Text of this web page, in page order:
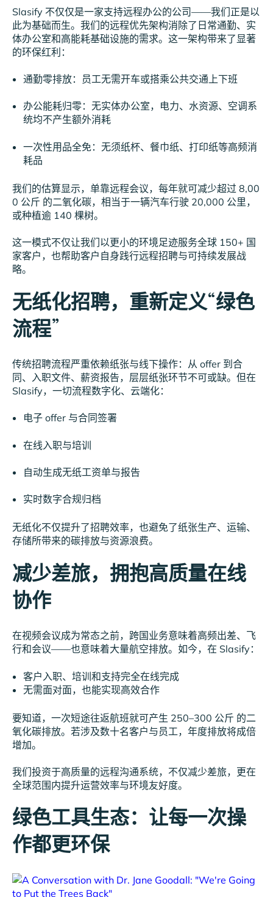
Slasify 不仅仅是一家支持远程办公的公司——我们正是以
此为基础而生。我们的远程优先架构消除了日常通勤、实
体办公室和高能耗基础设施的需求。这一架构带来了显著
的环保红利：
通勤零排放：员工无需开车或搭乘公共交通上下班
办公能耗归零：无实体办公室，电力、水资源、空调系
统均不产生额外消耗
一次性用品全免：无须纸杯、餐巾纸、打印纸等高频消
耗品
我们的估算显示，单靠远程会议，每年就可减少超过 8,00
0 公斤 的二氧化碳，相当于一辆汽车行驶 20,000 公里，
或种植逾 140 棵树。
这一模式不仅让我们以更小的环境足迹服务全球 150+ 国
家客户，也帮助客户自身践行远程招聘与可持续发展战
略。
无纸化招聘，重新定义“绿色
流程”
传统招聘流程严重依赖纸张与线下操作：从 offer 到合
同、入职文件、薪资报告，层层纸张环节不可或缺。但在
Slasify，一切流程数字化、云端化：
电子 offer 与合同签署
在线入职与培训
自动生成无纸工资单与报告
实时数字合规归档
无纸化不仅提升了招聘效率，也避免了纸张生产、运输、
存储所带来的碳排放与资源浪费。
减少差旅，拥抱高质量在线
协作
在视频会议成为常态之前，跨国业务意味着高频出差、飞
行和会议——也意味着大量航空排放。如今，在 Slasify：
客户入职、培训和支持完全在线完成
无需面对面，也能实现高效合作
要知道，一次短途往返航班就可产生 250–300 公斤 的二
氧化碳排放。若涉及数十名客户与员工，年度排放将成倍
增加。
我们投资于高质量的远程沟通系统，不仅减少差旅，更在
全球范围内提升运营效率与环境友好度。
绿色工具生态：让每一次操
作都更环保